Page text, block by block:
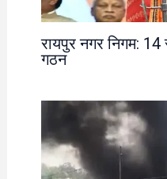
रायपुर नगर निगम:
गठन